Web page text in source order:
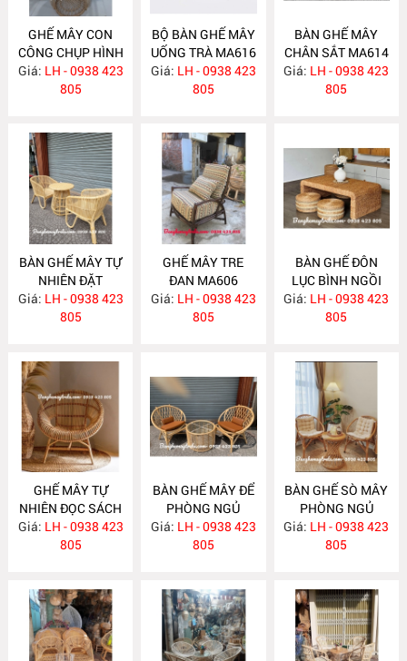
GHẾ MÂY CON
CÔNG CHỤP HÌNH
DECOR MA618
Giá: LH - 0938 423
805
BỘ BÀN GHẾ MÂY
UỐNG TRÀ MA616
Giá: LH - 0938 423
805
BÀN GHẾ MÂY
CHÂN SẮT MA614
Giá: LH - 0938 423
805
BÀN GHẾ MÂY TỰ
NHIÊN ĐẶT
PHÒNG NGỦ
MA613
Giá: LH - 0938 423
805
GHẾ MÂY TRE
ĐAN MA606
Giá: LH - 0938 423
805
BÀN GHẾ ĐÔN
LỤC BÌNH NGỒI
TRÀ ĐẠO MA605
Giá: LH - 0938 423
805
GHẾ MÂY TỰ
NHIÊN ĐỌC SÁCH
MA595
Giá: LH - 0938 423
805
BÀN GHẾ MÂY ĐỂ
PHÒNG NGỦ
MA594
Giá: LH - 0938 423
805
BÀN GHẾ SÒ MÂY
PHÒNG NGỦ
MA593
Giá: LH - 0938 423
805